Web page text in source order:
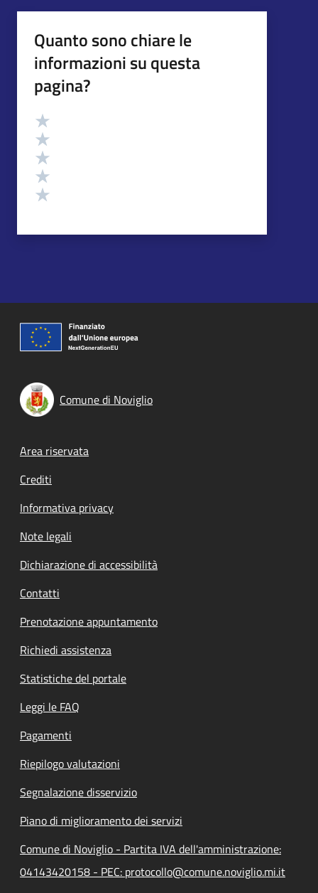
Quanto sono chiare le
informazioni su questa
pagina?
Valutazione
Comune di Noviglio
Footer menu
Area riservata
Crediti
Informativa privacy
Note legali
Dichiarazione di accessibilità
Contatti
Prenotazione appuntamento
Richiedi assistenza
Statistiche del portale
Leggi le FAQ
Pagamenti
Riepilogo valutazioni
Segnalazione disservizio
Piano di miglioramento dei servizi
Comune di Noviglio - Partita IVA dell'amministrazione:
04143420158 - PEC: protocollo@comune.noviglio.mi.it